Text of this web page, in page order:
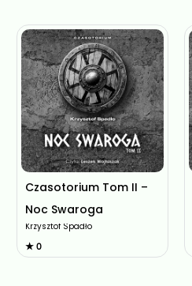
Czasotorium Tom II –
Noc Swaroga
Krzysztof Spadło
★ 0